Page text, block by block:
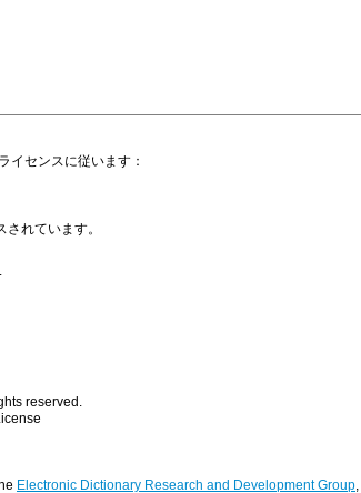
イセンスに従います：
されています。
reserved.
Electronic Dictionary Research and Development Group